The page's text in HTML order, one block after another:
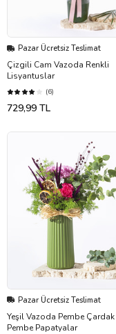
Pazar Ücretsiz Teslimat
Çizgili Cam Vazoda Renkli
Lisyantuslar
(6)
729,99 TL
Pazar Ücretsiz Teslimat
Yeşil Vazoda Pembe
Pembe Papatyalar